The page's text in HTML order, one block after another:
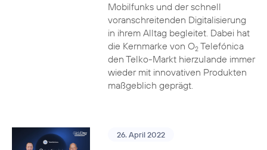
Mobilfunks und der schnell
voranschreitenden Digitalisierung
in ihrem Alltag begleitet. Dabei hat
die Kernmarke von O2Telefónica
den Telko-Markt hierzulande immer
wieder mit innovativen Produkten
maßgeblich geprägt.
26. April 2022